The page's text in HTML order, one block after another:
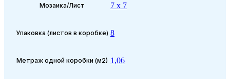
Мозаика/Лист 7 x 7
Упаковка (листов в коробке) 8
Метраж одной коробки (м2) 1,06